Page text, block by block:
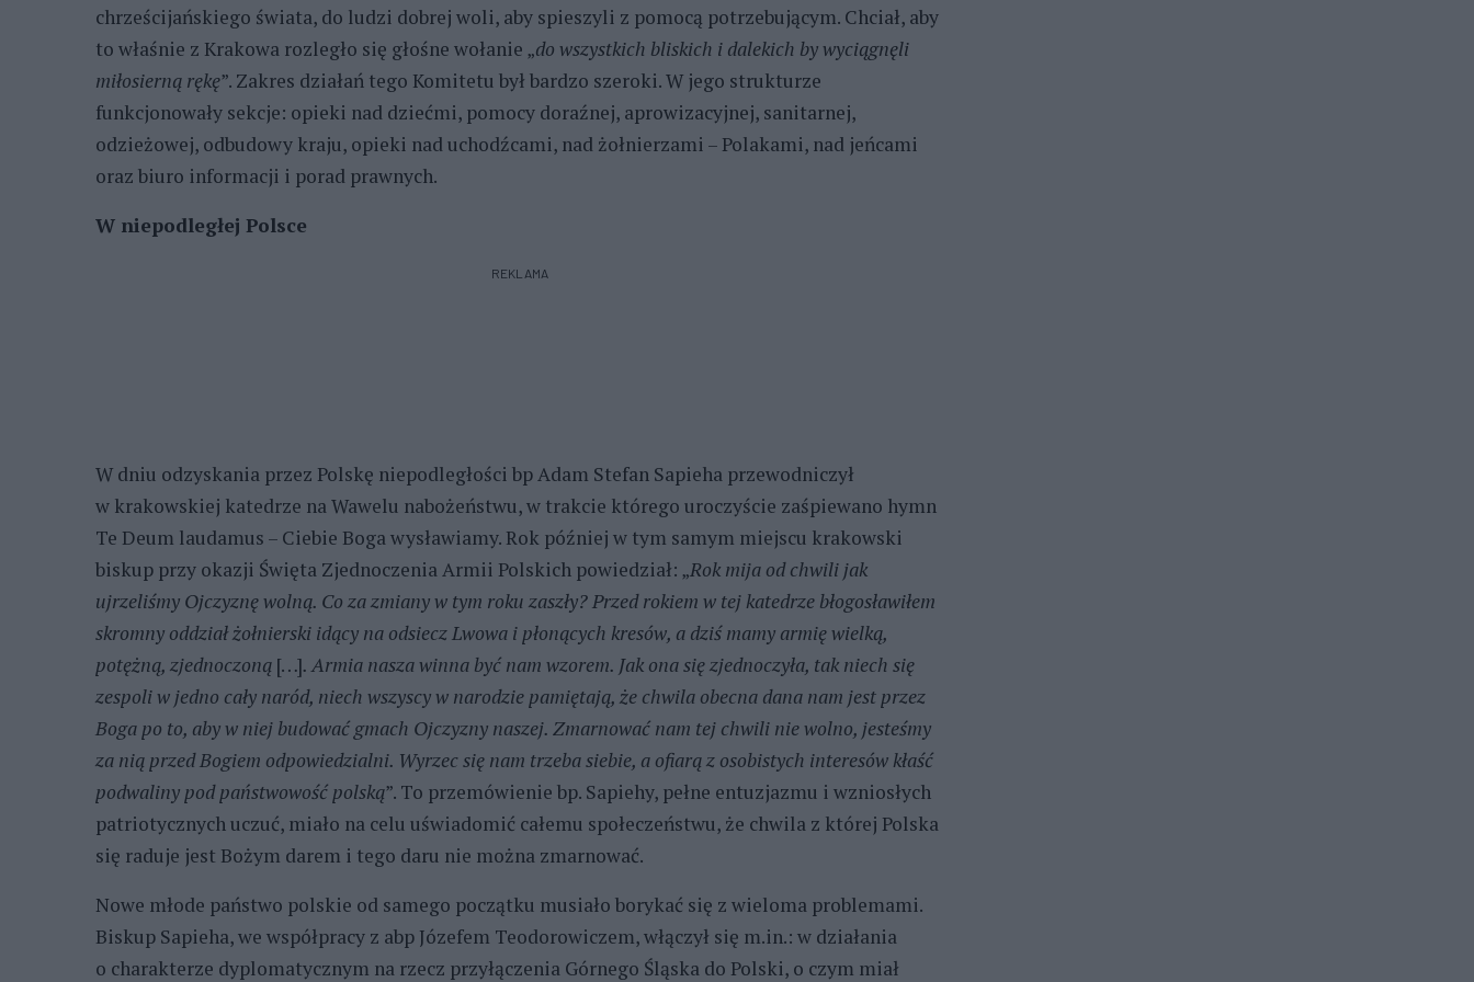
chrześcijańskiego świata, do ludzi dobrej woli, aby spieszyli z pomocą potrzebującym. Chciał, aby
to właśnie z Krakowa rozległo się głośne wołanie „do wszystkich bliskich i dalekich by wyciągnęli
miłosierną rękę”. Zakres działań tego Komitetu był bardzo szeroki. W jego strukturze
funkcjonowały sekcje: opieki nad dziećmi, pomocy doraźnej, aprowizacyjnej, sanitarnej,
odzieżowej, odbudowy kraju, opieki nad uchodźcami, nad żołnierzami – Polakami, nad jeńcami
oraz biuro informacji i porad prawnych.
W niepodległej Polsce
REKLAMA
W dniu odzyskania przez Polskę niepodległości bp Adam Stefan Sapieha przewodniczył
w krakowskiej katedrze na Wawelu nabożeństwu, w trakcie którego uroczyście zaśpiewano hymn
Te Deum laudamus – Ciebie Boga wysławiamy. Rok później w tym samym miejscu krakowski
biskup przy okazji Święta Zjednoczenia Armii Polskich powiedział: „Rok mija od chwili jak
ujrzeliśmy Ojczyznę wolną. Co za zmiany w tym roku zaszły? Przed rokiem w tej katedrze błogosławiłem
skromny oddział żołnierski idący na odsiecz Lwowa i płonących kresów, a dziś mamy armię wielką,
potężną, zjednoczoną […]. Armia nasza winna być nam wzorem. Jak ona się zjednoczyła, tak niech się
zespoli w jedno cały naród, niech wszyscy w narodzie pamiętają, że chwila obecna dana nam jest przez
Boga po to, aby w niej budować gmach Ojczyzny naszej. Zmarnować nam tej chwili nie wolno, jesteśmy
za nią przed Bogiem odpowiedzialni. Wyrzec się nam trzeba siebie, a ofiarą z osobistych interesów kłaść
podwaliny pod państwowość polską”. To przemówienie bp. Sapiehy, pełne entuzjazmu i wzniosłych
patriotycznych uczuć, miało na celu uświadomić całemu społeczeństwu, że chwila z której Polska
się raduje jest Bożym darem i tego daru nie można zmarnować.
Nowe młode państwo polskie od samego początku musiało borykać się z wieloma problemami.
Biskup Sapieha, we współpracy z abp Józefem Teodorowiczem, włączył się m.in.: w działania
o charakterze dyplomatycznym na rzecz przyłączenia Górnego Śląska do Polski, o czym miał